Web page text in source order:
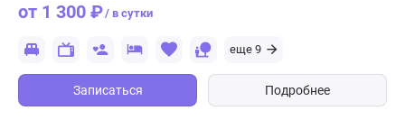
от 1 300 ₽/ в сутки
еще 9
Записаться Подробнее